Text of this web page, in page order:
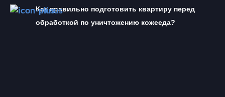
Как правильно подготовить квартиру перед
обработкой по уничтожению кожееда?